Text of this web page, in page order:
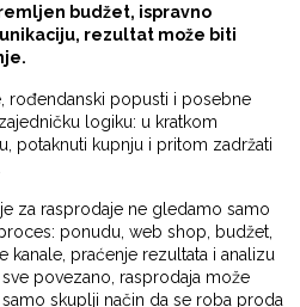
budžet, ispravno
rezultat može biti
rođendanski popusti i posebne
logiku: u kratkom
potaknuti kupnju i pritom zadržati
za rasprodaje ne gledamo samo
ponudu, web shop, budžet,
kanale, praćenje rezultata i analizu
povezano, rasprodaja može
skuplji način da se roba proda